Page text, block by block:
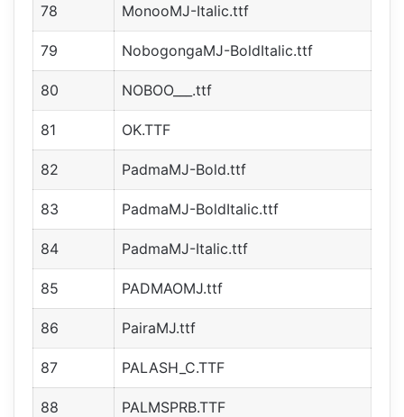
78 MonooMJ-Italic.ttf
79 NobogongaMJ-BoldItalic.ttf
80 NOBOO___.ttf
81 OK.TTF
82 PadmaMJ-Bold.ttf
83 PadmaMJ-BoldItalic.ttf
84 PadmaMJ-Italic.ttf
85 PADMAOMJ.ttf
86 PairaMJ.ttf
87 PALASH_C.TTF
88 PALMSPRB.TTF